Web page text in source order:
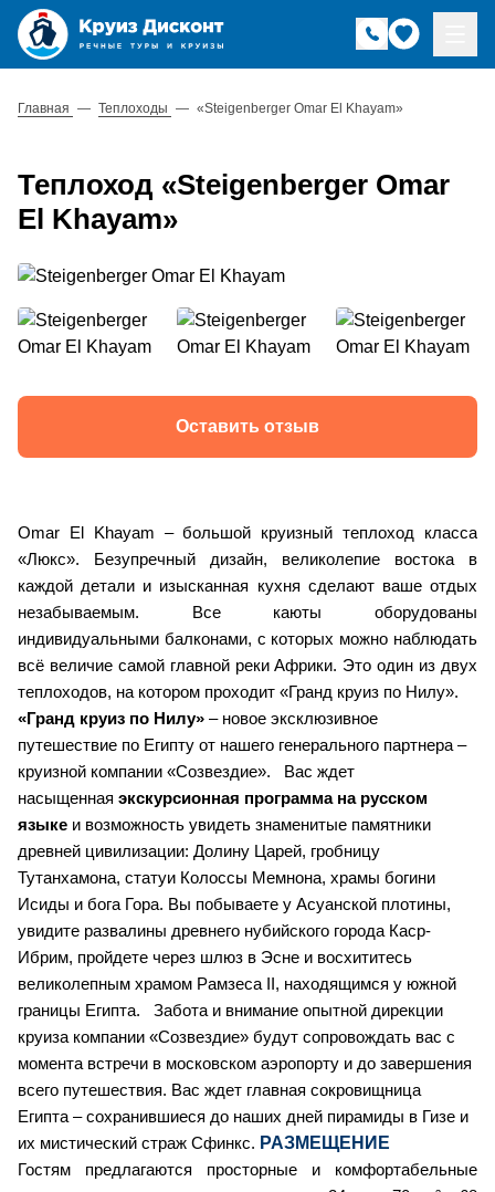
Главная — Теплоходы — «Steigenberger Omar El Khayam»
Теплоход «Steigenberger Omar
El Khayam»
Оставить отзыв
Omar El Khayam – большой круизный теплоход класса
«Люкс». Безупречный дизайн, великолепие востока в
каждой детали и изысканная кухня сделают ваше отдых
незабываемым. Все каюты оборудованы
индивидуальными балконами, с которых можно наблюдать
всё величие самой главной реки Африки. Это один из двух
теплоходов, на котором проходит «Гранд круиз по Нилу».
«Гранд круиз по Нилу» – новое эксклюзивное
путешествие по Египту от нашего генерального партнера –
круизной компании «Созвездие».
Вас ждет
насыщенная экскурсионная программа на русском
языке и возможность увидеть знаменитые памятники
древней цивилизации: Долину Царей, гробницу
Тутанхамона, статуи Колоссы Мемнона, храмы богини
Исиды и бога Гора. Вы побываете у Асуанской плотины,
увидите развалины древнего нубийского города Каср-
Ибрим, пройдете через шлюз в Эсне и восхититесь
великолепным храмом Рамзеса II, находящимся у южной
границы Египта.
Забота и внимание опытной дирекции
круиза компании «Созвездие» будут сопровождать вас с
момента встречи в московском аэропорту и до завершения
всего путешествия. Вас ждет главная сокровищница
Египта – сохранившиеся до наших дней пирамиды в Гизе и
их мистический страж Сфинкс. РАЗМЕЩЕНИЕ
Гостям предлагаются просторные и комфортабельные